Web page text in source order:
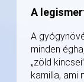
A
A
minden
„zöld
kamilla, ami